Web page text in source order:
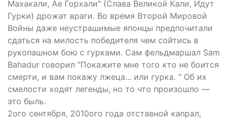
Махакали, Ае Горхали" (Слава Великой Кали, Идут
Гурки) дрожат враги. Во время Второй Мировой
Войны даже неустрашимые японцы предпочитали
сдаться на милость победителя чем сойтись в
рукопашном бою с гурками. Сам фельдмаршал Sаm
Bаhаdur говорил "Покажите мне того кто не боится
смерти, и вам покажу лжеца... или гурка. " Об их
смелости ходят легенды, но то что произошло —
это быль.
2ого сентября, 2010ого года отставной капрал,